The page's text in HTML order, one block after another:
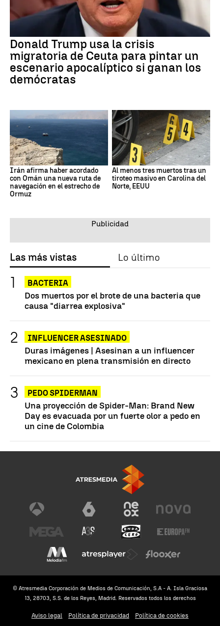
Donald Trump usa la crisis
migratoria de Ceuta para pintar un
escenario apocalíptico si ganan los
demócratas
Irán afirma haber acordado
con Omán una nueva ruta de
navegación en el estrecho de
Ormuz
Al menos tres muertos tras un
tiroteo masivo en Carolina del
Norte, EEUU
Las más vistas Lo último
BACTERIA
Dos muertos por el brote de una bacteria que
causa "diarrea explosiva"
INFLUENCER ASESINADO
Duras imágenes | Asesinan a un influencer
mexicano en plena transmisión en directo
PEDO SPIDERMAN
Una proyección de Spider-Man: Brand New
Day es evacuada por un fuerte olor a pedo en
un cine de Colombia
© Atresmedia Corporación de Medios de Comunicación, S.A - A. Isla Graciosa
13, 28703, S.S. de los Reyes, Madrid. Reservados todos los derechos
Aviso legal Política de privacidad Política de cookies